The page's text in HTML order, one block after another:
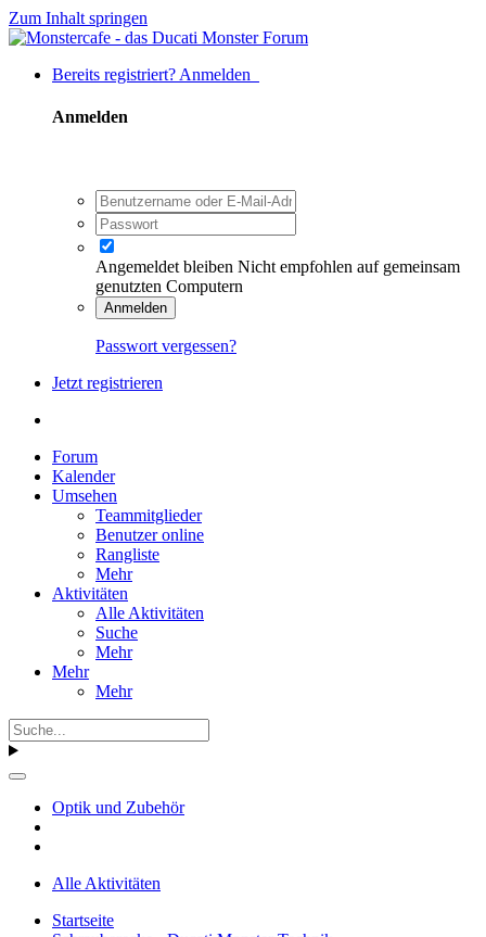
Zum Inhalt springen
Bereits registriert? Anmelden
Anmelden
Angemeldet bleiben Nicht empfohlen auf gemeinsam
genutzten Computern
Anmelden
Passwort vergessen?
Jetzt registrieren
Forum
Kalender
Umsehen
Teammitglieder
Benutzer online
Rangliste
Mehr
Aktivitäten
Alle Aktivitäten
Suche
Mehr
Mehr
Mehr
Optik und Zubehör
Alle Aktivitäten
Startseite